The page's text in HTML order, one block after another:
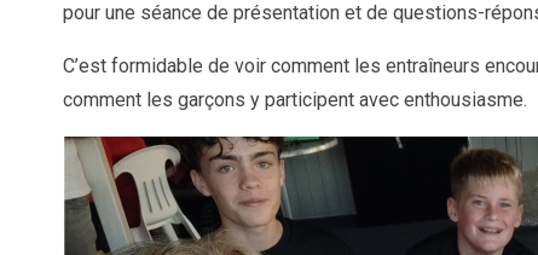
pour une séance de présentation et de questions-
C’est formidable de voir comment les entraîneurs
comment les garçons y participent avec enthousiasme.